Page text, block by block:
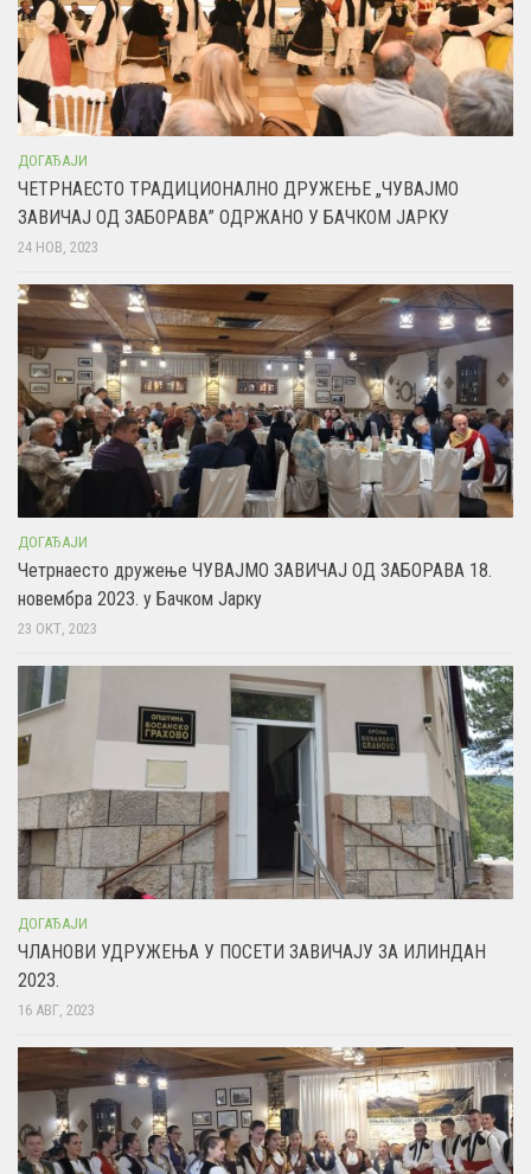
ДОГАЂАЈИ
ЧЕТРНАЕСТО ТРАДИЦИОНАЛНО ДРУЖЕЊЕ „ЧУВАЈМО
ЗАВИЧАЈ ОД ЗАБОРАВА” ОДРЖАНО У БАЧКОМ ЈАРКУ
24 НОВ, 2023
ДОГАЂАЈИ
Четрнаесто дружење ЧУВАЈМО ЗАВИЧАЈ ОД ЗАБОРАВА 18.
новембра 2023. у Бачком Јарку
23 ОКТ, 2023
ДОГАЂАЈИ
ЧЛАНОВИ УДРУЖЕЊА У ПОСЕТИ ЗАВИЧАЈУ ЗА ИЛИНДАН
2023.
16 АВГ, 2023